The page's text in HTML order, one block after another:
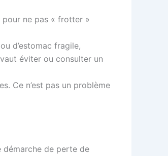
ne pas « frotter »
d’estomac fragile,
éviter ou consulter un
Ce n’est pas un problème
démarche de perte de